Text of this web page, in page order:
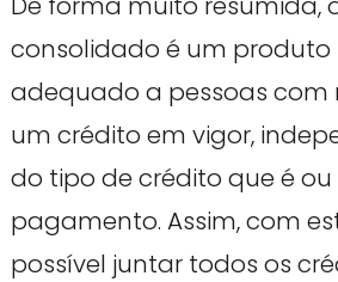
consolidado é um produto
adequado a pessoas com
um crédito em vigor,
do tipo de crédito que é
pagamento. Assim, com
possível juntar todos os